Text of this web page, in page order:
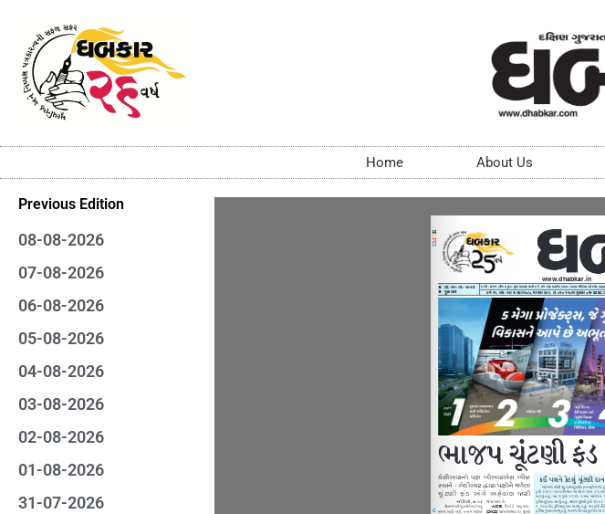
Home About Us
Previous Edition
08-08-2026
07-08-2026
06-08-2026
05-08-2026
04-08-2026
03-08-2026
02-08-2026
01-08-2026
31-07-2026